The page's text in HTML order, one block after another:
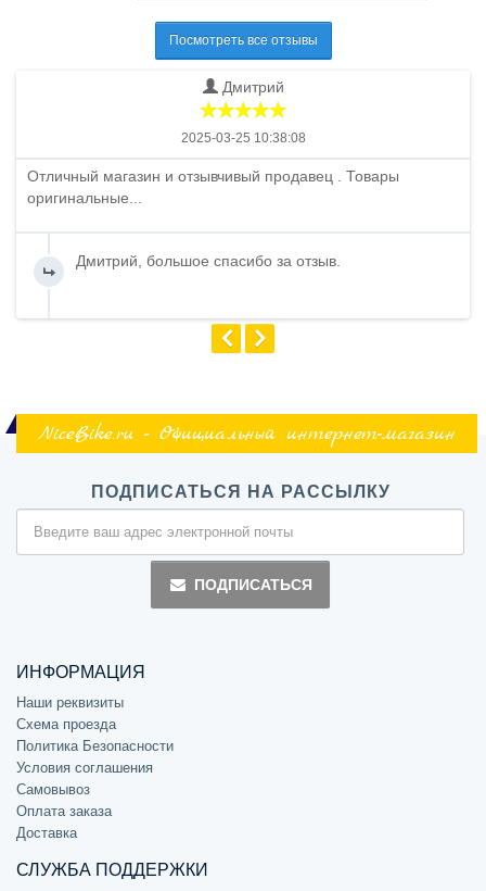
Посмотреть все отзывы
Дмитрий
2025-03-25 10:38:08
Отличный магазин и отзывчивый продавец . Товары
оригинальные...
Дмитрий, большое спасибо за отзыв.
NiceBike.ru - Официальный интернет-магазин
ПОДПИСАТЬСЯ НА РАССЫЛКУ
ПОДПИСАТЬСЯ
ИНФОРМАЦИЯ
Наши реквизиты
Схема проезда
Политика Безопасности
Условия соглашения
Самовывоз
Оплата заказа
Доставка
СЛУЖБА ПОДДЕРЖКИ